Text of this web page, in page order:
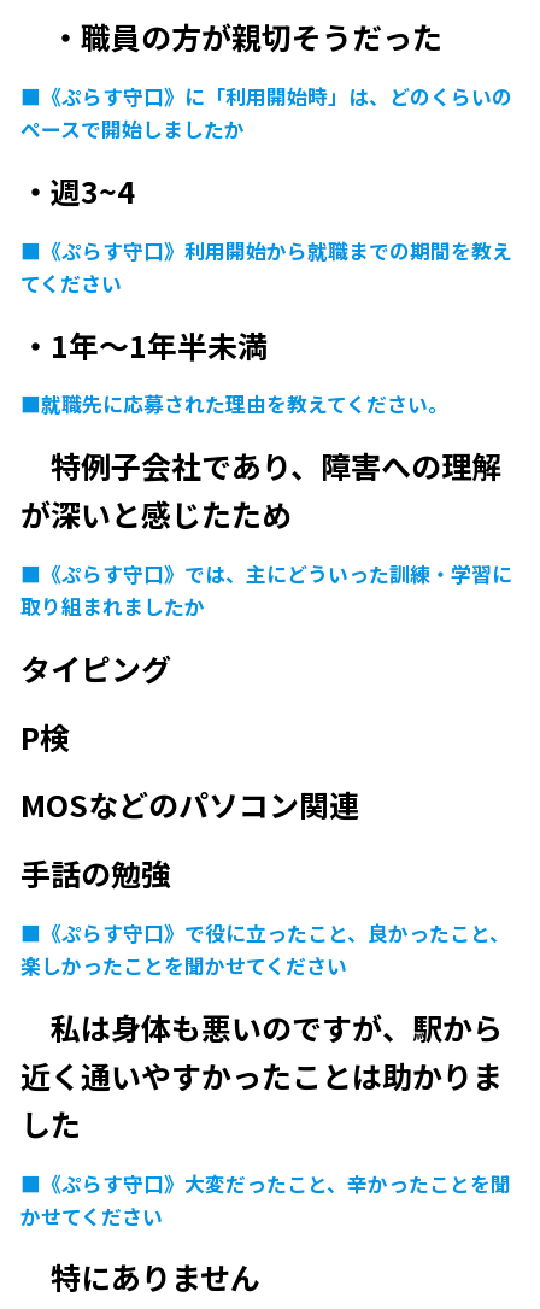
・職員の方が親切そうだった
■《ぷらす守口》に「利用開始時」は、どのくらいの
ペースで開始しましたか
・週3~4
■《ぷらす守口》利用開始から就職までの期間を教え
てください
・1年～1年半未満
■就職先に応募された理由を教えてください。
特例子会社であり、障害への理解
が深いと感じたため
■《ぷらす守口》では、主にどういった訓練・学習に
取り組まれましたか
タイピング
P検
MOSなどのパソコン関連
手話の勉強
■《ぷらす守口》で役に立ったこと、良かったこと、
楽しかったことを聞かせてください
私は身体も悪いのですが、駅から
近く通いやすかったことは助かりま
した
■《ぷらす守口》大変だったこと、辛かったことを聞
かせてください
特にありません